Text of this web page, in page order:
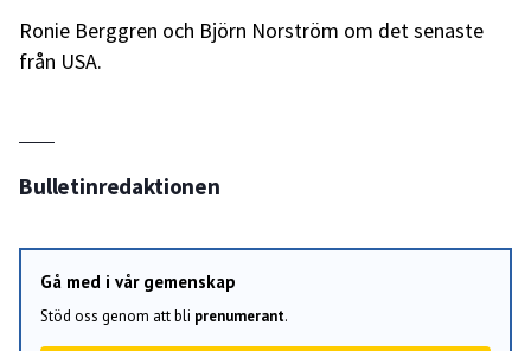
Ronie Berggren och Björn Norström om det senaste
från USA.
Bulletinredaktionen
Gå med i vår gemenskap
Stöd oss genom att bli prenumerant.